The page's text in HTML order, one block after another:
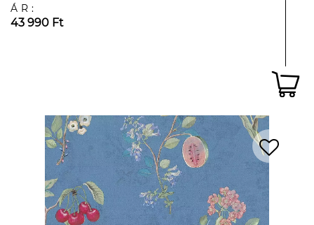
ÁR:
43 990 Ft